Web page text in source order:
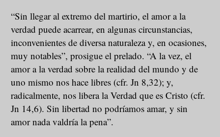
“Sin llegar al extremo del martirio, el amor a la
verdad puede acarrear, en algunas circunstancias,
inconvenientes de diversa naturaleza y, en ocasiones,
muy notables”, prosigue el prelado. “A la vez, el
amor a la verdad sobre la realidad del mundo y de
uno mismo nos hace libres (cfr. Jn 8,32); y,
radicalmente, nos libera la Verdad que es Cristo (cfr.
Jn 14,6). Sin libertad no podríamos amar, y sin
amor nada valdría la pena”.